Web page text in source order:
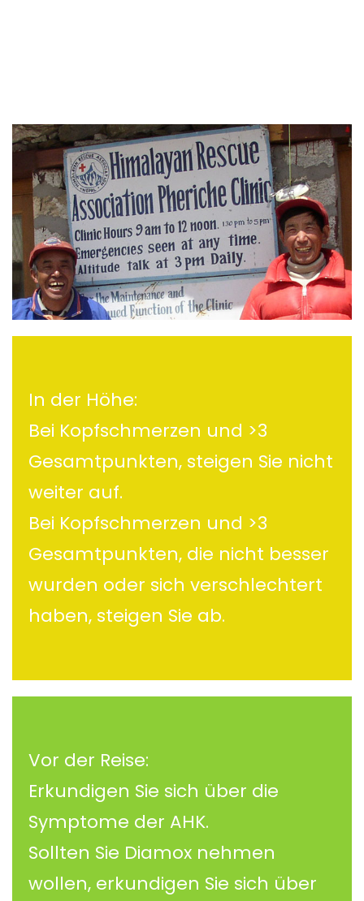
In der Höhe:
Bei Kopfschmerzen und >3
Gesamtpunkten, steigen Sie nicht
weiter auf.
Bei Kopfschmerzen und >3
Gesamtpunkten, die nicht besser
wurden oder sich verschlechtert
haben, steigen Sie ab.
Vor der Reise:
Erkundigen Sie sich über die
Symptome der AHK.
Sollten Sie Diamox nehmen
wollen, erkundigen Sie sich über